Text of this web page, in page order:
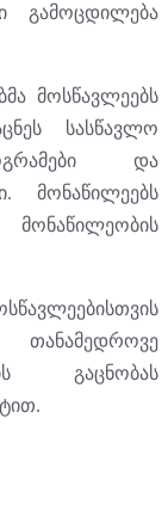
გამოცდილება
მოსწავლეებს
სასწავლო
და
მონაწილეებს
გაცნობას